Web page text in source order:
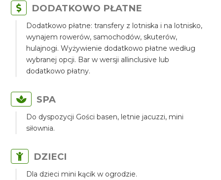
DODATKOWO PŁATNE
Dodatkowo płatne: transfery z lotniska i na lotnisko,
wynajem rowerów, samochodów, skuterów,
hulajnogi. Wyżywienie dodatkowo płatne według
wybranej opcji. Bar w wersji allinclusive lub
dodatkowo płatny.
SPA
Do dyspozycji Gości basen, letnie jacuzzi, mini
siłownia.
DZIECI
Dla dzieci mini kącik w ogrodzie.